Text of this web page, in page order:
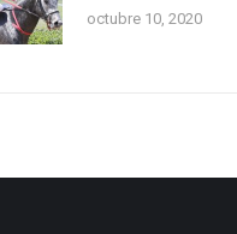
octubre 10, 2020